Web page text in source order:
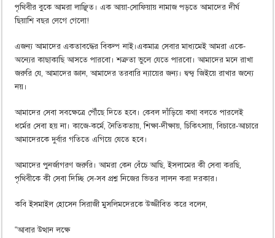
পৃথিবীর বুকে আমরা লাঞ্ছিত। এক আয়া-সোফিয়ায় নামাজ পড়তে আমাদের দীর্ঘ
ছিয়াশি বছর লেগে গেলো!
এজন্য আমাদের একতাবদ্ধের বিকল্প নাই।একমাত্র সেবার মাধ্যমেই আমরা একে-
অন্যের কাছাকাছি আসতে পারবো। শত্রুতা ভুলে যেতে পারবো। আমাদের মনে রাখা
জরুরি যে, আমাদের জ্ঞান, আমাদের তরবারি ন্যায়ের জন্য। দ্বন্দ্ব জিইয়ে রাখার জন্যে
নয়।
আমাদের সেবা সবক্ষেত্রে পৌঁছে দিতে হবে। কেবল দাঁড়িয়ে কথা বলতে পারলেই
ধর্মের সেবা হয় না। কাজে-কর্মে, নৈতিকতায়, শিক্ষা-দীক্ষায়, চিকিৎসায়, বিচারে-আচারে
আমাদেরকে দুর্বার গতিতে এগিয়ে যেতে হবে।
আমাদের পুনর্জাগরণ জরুরি। আমরা কেন বেঁচে আছি, ইসলামের কী সেবা করছি,
পৃথিবীকে কী সেবা দিচ্ছি সে-সব প্রশ্ন নিজের ভিতর লালন করা দরকার।
কবি ইসমাইল হোসেন সিরাজী মুসলিমদেরকে উজ্জীবিত করে বলেন,
“আবার উত্থান লক্ষে